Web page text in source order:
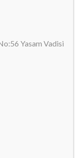
Yasam Vadisi